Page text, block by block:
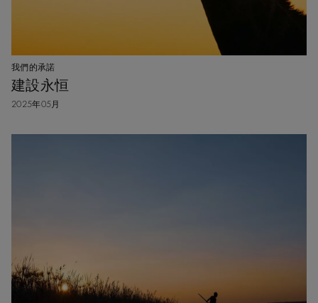
我們的承諾
建設永恒
2025年05月